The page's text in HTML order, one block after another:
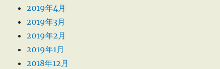
2019年4月
2019年3月
2019年2月
2019年1月
2018年12月